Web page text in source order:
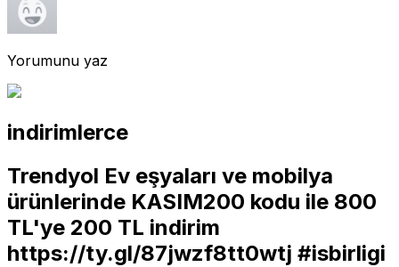
Yorumunu yaz
indirimlerce
Trendyol Ev eşyaları ve mobilya
ürünlerinde KASIM200 kodu ile 800
TL'ye 200 TL indirim
https://ty.gl/87jwzf8tt0wtj #isbirligi